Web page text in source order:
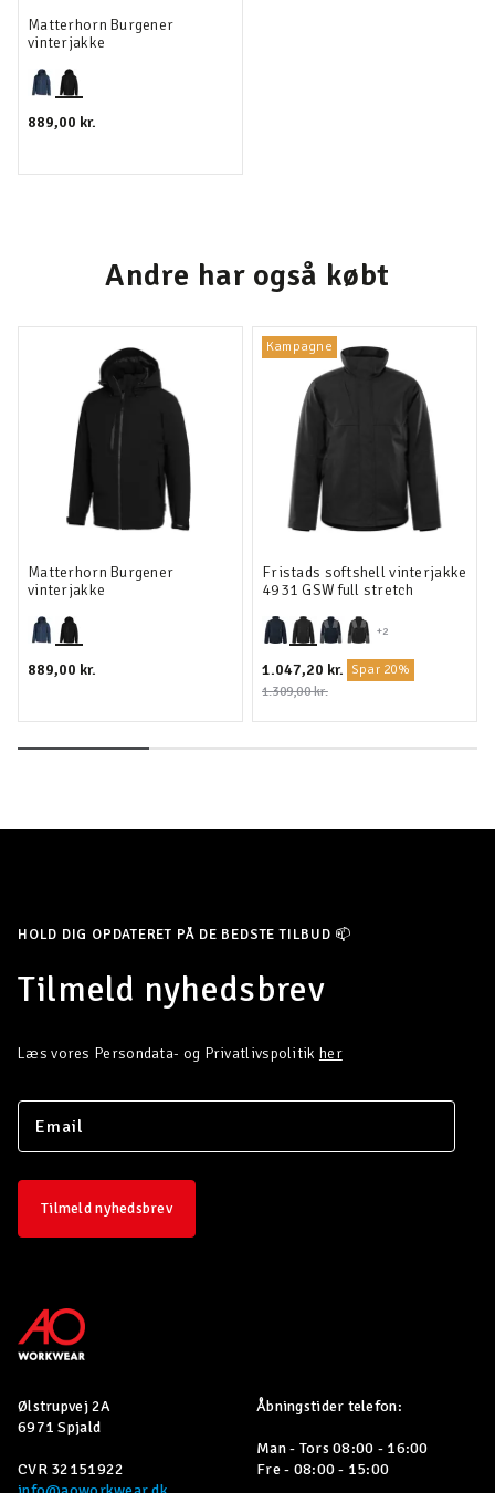
Matterhorn Burgener
vinterjakke
889,00 kr.
Andre har også købt
Matterhorn Burgener
vinterjakke
889,00 kr.
Kampagne
+2
Fristads softshell vinterjakke
4931 GSW full stretch
1.047,20 kr. Spar 20%
1.309,00 kr.
HOLD DIG OPDATERET PÅ DE BEDSTE TILBUD 📫
Tilmeld nyhedsbrev
Læs vores Persondata- og Privatlivspolitik her
Tilmeld nyhedsbrev
Ølstrupvej 2A
6971 Spjald
CVR 32151922
Åbningstider telefon:
Man - Tors 08:00 - 16:00
Fre - 08:00 - 15:00